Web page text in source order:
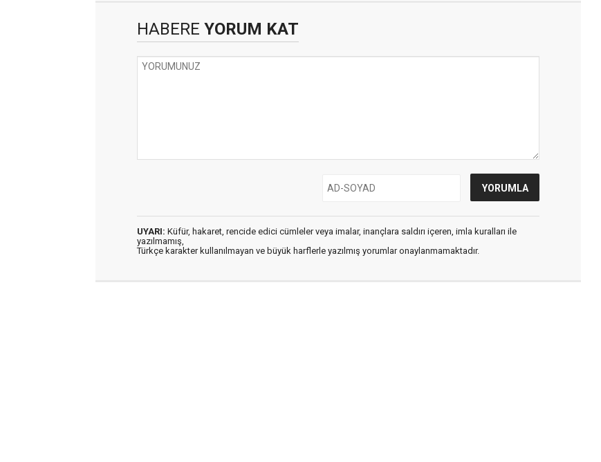
HABERE YORUM KAT
UYARI: Küfür, hakaret, rencide edici cümleler veya imalar, inançlara saldırı içeren, imla kuralları ile
yazılmamış,
Türkçe karakter kullanılmayan ve büyük harflerle yazılmış yorumlar onaylanmamaktadır.